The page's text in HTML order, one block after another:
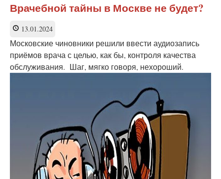
поликлиник
в
увольняться
врачи
после
введения
Врачебной тайны в Москве не будет?
13.01.2024
Московские чиновники решили ввести аудиозапись
приёмов врача с целью, как бы, контроля качества
обслуживания. Шаг, мягко говоря, нехороший.